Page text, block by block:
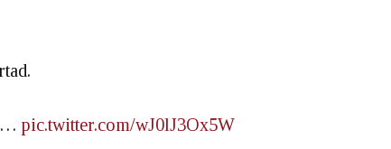
pic.twitter.com/wJ0lJ3Ox5W